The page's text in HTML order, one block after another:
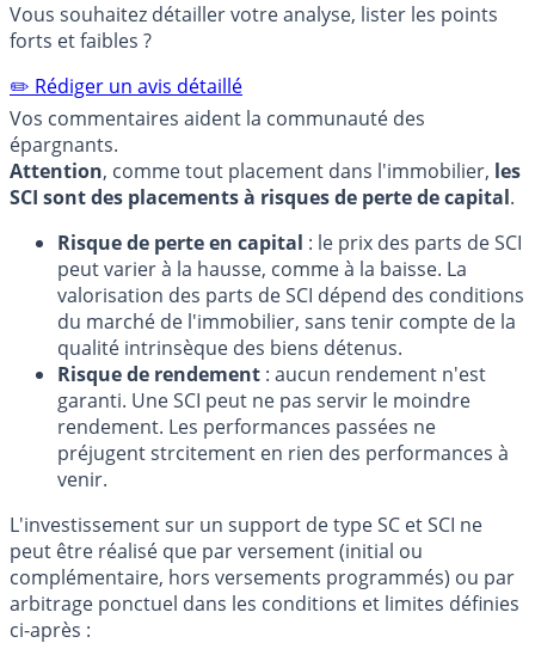
Vous souhaitez détailler votre analyse, lister les points
forts et faibles ?
✏️ Rédiger un avis détaillé
Vos commentaires aident la communauté des
épargnants.
Attention, comme tout placement dans l'immobilier, les
SCI sont des placements à risques de perte de capital.
Risque de perte en capital : le prix des parts de SCI
peut varier à la hausse, comme à la baisse. La
valorisation des parts de SCI dépend des conditions
du marché de l'immobilier, sans tenir compte de la
qualité intrinsèque des biens détenus.
Risque de rendement : aucun rendement n'est
garanti. Une SCI peut ne pas servir le moindre
rendement. Les performances passées ne
préjugent strcitement en rien des performances à
venir.
L'investissement sur un support de type SC et SCI ne
peut être réalisé que par versement (initial ou
complémentaire, hors versements programmés) ou par
arbitrage ponctuel dans les conditions et limites définies
ci-après :